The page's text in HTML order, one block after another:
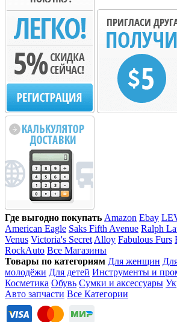
Где выгодно покупать Amazon Ebay
American Eagle Saks Fifth Avenue Ralph
Venus Victoria's Secret Alloy Fabulous Furs
RockAuto Все Магазины
Товары по категориям Для женщин
молодёжи Для детей Инструменты и
Косметика Обувь Сумки и аксессуары
Авто запчасти Все Категории